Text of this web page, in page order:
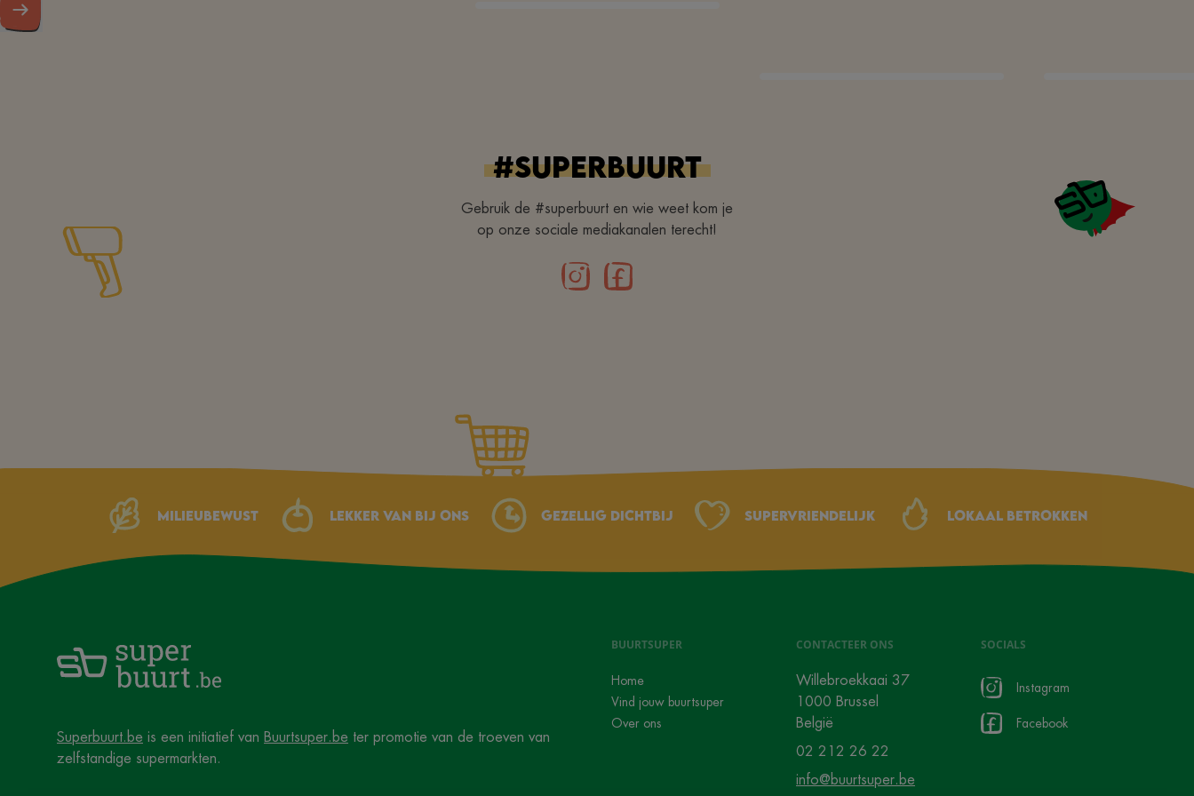
#superbuurt
Gebruik de #superbuurt en wie weet kom je
op onze sociale mediakanalen terecht!
Milieubewust Lekker van bij ons Gezellig dichtbij Supervriendelijk Lokaal betrokken
Superbuurt.be is een initiatief van Buurtsuper.be ter promotie van de troeven van
zelfstandige supermarkten.
BUURTSUPER
Home
Vind jouw buurtsuper
Over ons
CONTACTEER ONS
Willebroekkaai 37
1000 Brussel
België
02 212 26 22
info@buurtsuper.be
SOCIALS
Instagram
Facebook